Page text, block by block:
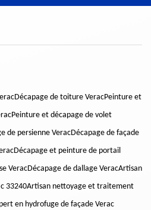
Décapage de toiture VeracPeinture et
Peinture et décapage de volet
de persienne VeracDécapage de façade
Décapage et peinture de portail
VeracDécapage de dallage VeracArtisan
33240Artisan nettoyage et traitement
en hydrofuge de façade Verac